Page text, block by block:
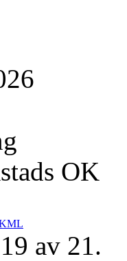
OK
av 21.